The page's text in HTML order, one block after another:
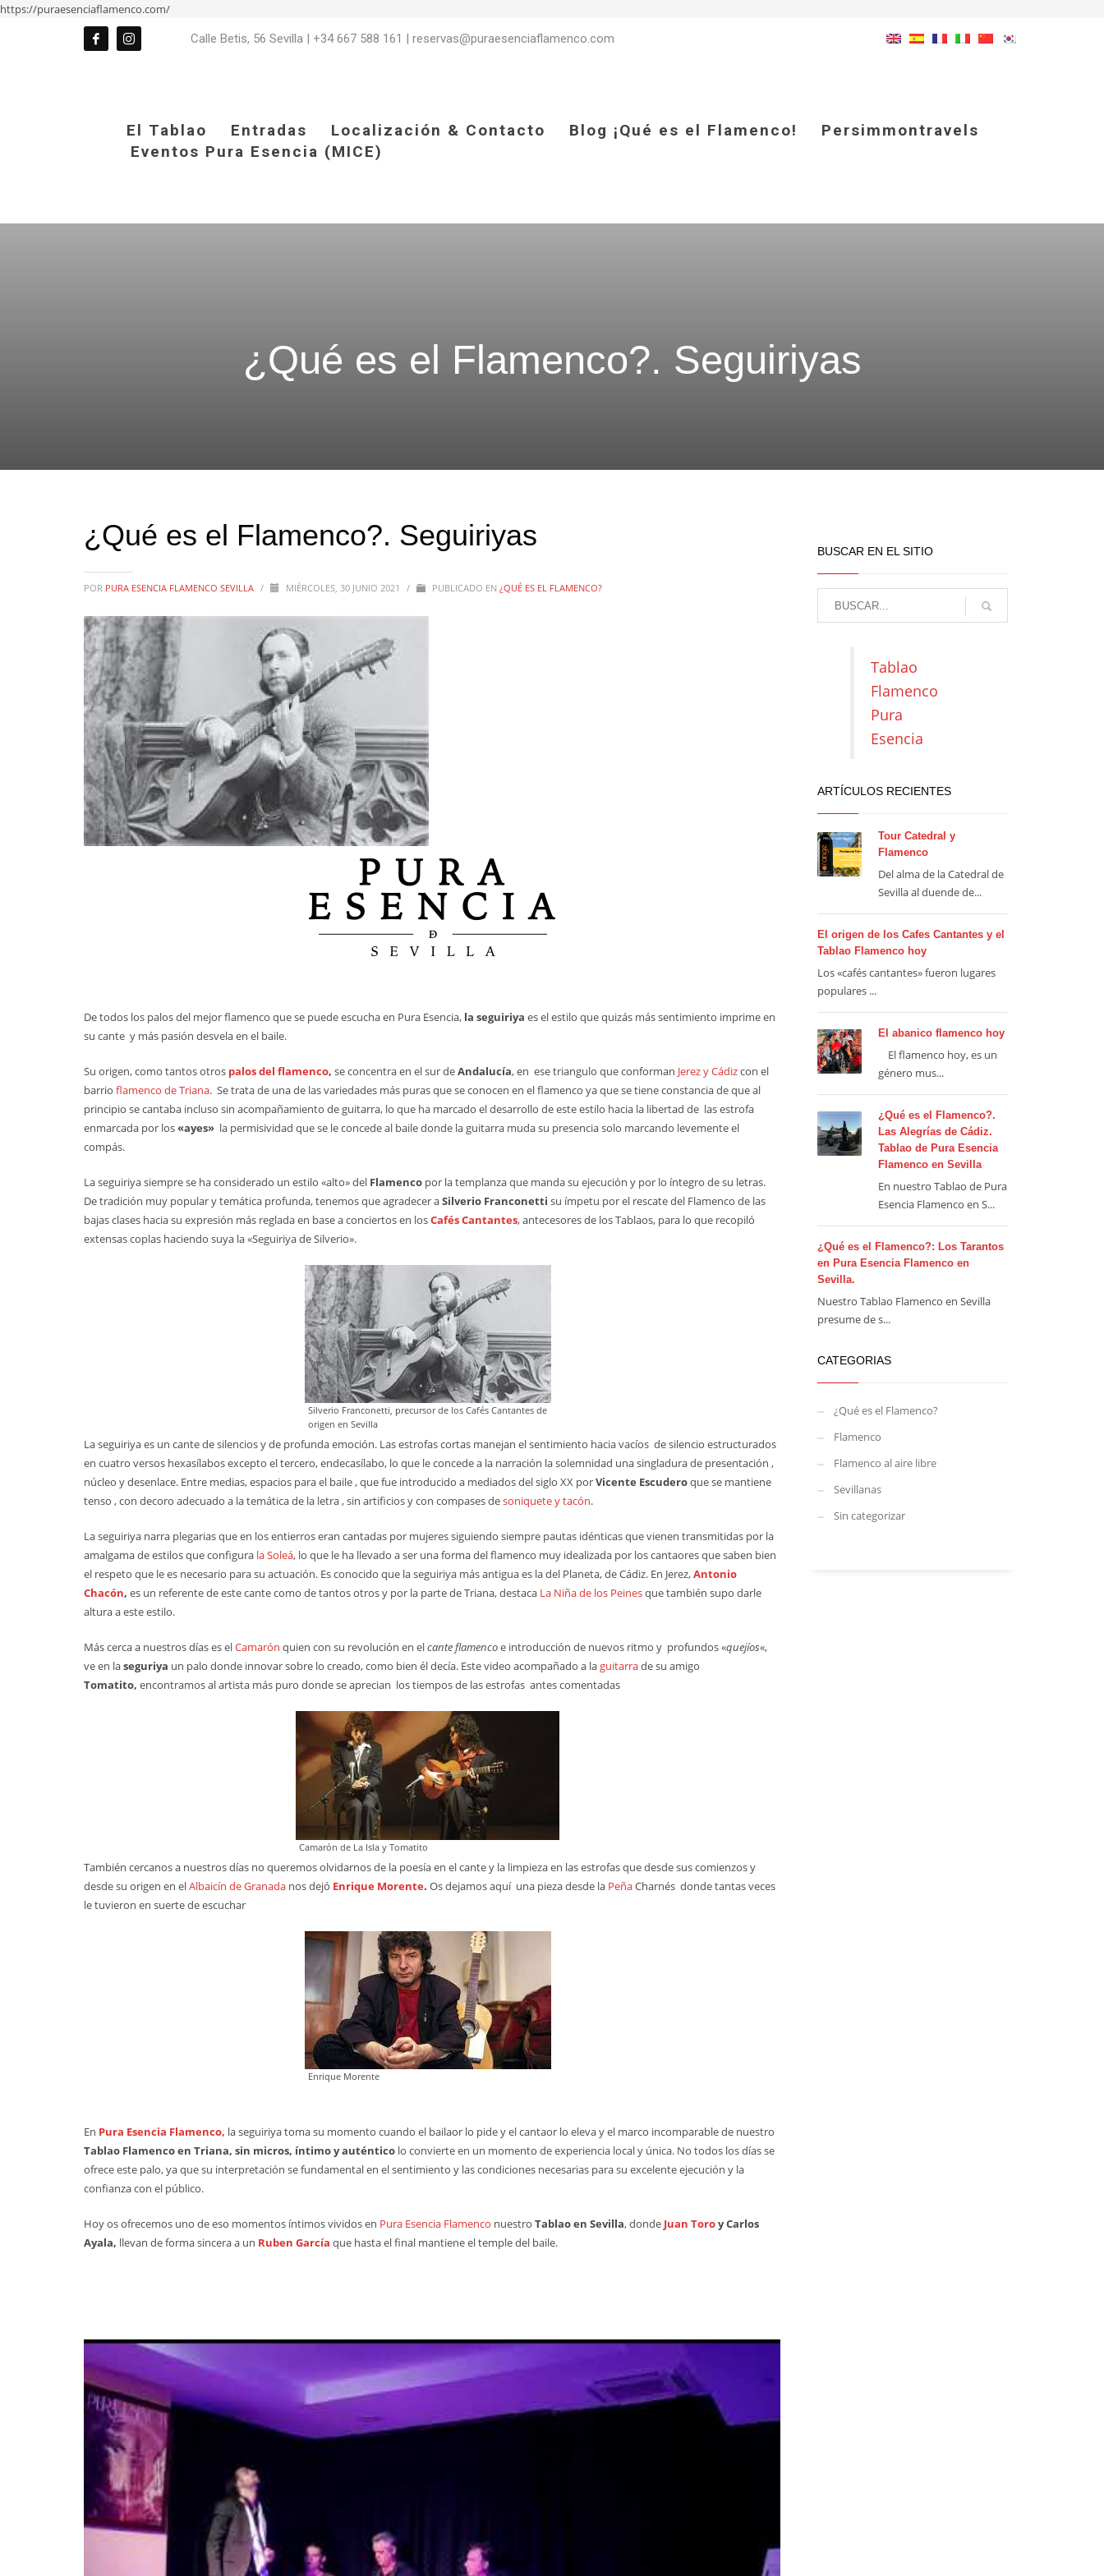
https://puraesenciaflamenco.com/
Calle Betis, 56 Sevilla | +34 667 588 161 | reservas@puraesenciaflamenco.com
El Tablao Entradas Localización & Contacto Blog ¡Qué es el Flamenco!
Persimmontravels
Eventos Pura Esencia (MICE)
¿Qué es el Flamenco?. Seguiriyas
¿Qué es el Flamenco?. Seguiriyas
POR PURA ESENCIA FLAMENCO SEVILLA / MIÉRCOLES, 30 JUNIO 2021 / PUBLICADO EN ¿QUÉ ES EL FLAMENCO?
De todos los palos del mejor flamenco que se puede escucha en Pura Esencia, la seguiriya es el estilo que quizás más sentimiento imprime en
su cante y más pasión desvela en el baile.
Su origen, como tantos otros palos del flamenco, se concentra en el sur deAndalucía, en ese triangulo que conforman Jerez y Cádizcon el
barrio flamenco de Triana. Se trata de una de las variedades más puras que se conocen en el flamenco ya que se tiene constancia de que al
principio se cantaba incluso sin acompañamiento de guitarra, lo que ha marcado el desarrollo de este estilo hacia la libertad de las estrofa
enmarcada por los«ayes» la permisividad que se le concede al baile donde la guitarra muda su presencia solo marcando levemente el
compás.
La seguiriya siempre se ha considerado un estilo «alto» del Flamenco por la templanza que manda su ejecución y por lo íntegro de su letras.
De tradición muy popular y temática profunda, tenemos que agradecer aSilverio Franconetti su ímpetu por el rescate del Flamenco de las
bajas clases hacia su expresión más reglada en base a conciertos en losCafés Cantantes, antecesores de los Tablaos, para lo que recopiló
extensas coplas haciendo suya la «Seguiriya de Silverio».
Silverio Franconetti, precursor de los Cafés Cantantes de
origen en Sevilla
La seguiriya es un cante de silencios y de profunda emoción. Las estrofas cortas manejan el sentimiento hacia vacíos de silencio estructurados
en cuatro versos hexasílabos excepto el tercero, endecasílabo, lo que le concede a la narración la solemnidad una singladura de presentación ,
núcleo y desenlace. Entre medias, espacios para el baile , que fue introducido a mediados del siglo XX porVicente Escuderoque se mantiene
tenso , con decoro adecuado a la temática de la letra , sin artificios y con compases desoniquete y tacón.
La seguiriya narra plegarias que en los entierros eran cantadas por mujeres siguiendo siempre pautas idénticas que vienen transmitidas por la
amalgama de estilos que configura la Soleá, lo que le ha llevado a ser una forma del flamenco muy idealizada por los cantaores que saben bien
el respeto que le es necesario para su actuación. Es conocido que la seguiriya más antigua es la del Planeta, de Cádiz. En Jerez,Antonio
Chacón, es un referente de este cante como de tantos otros y por la parte de Triana, destaca La Niña de los Peinesque también supo darle
altura a este estilo.
Más cerca a nuestros días es elCamarón quien con su revolución en elcante flamencoe introducción de nuevos ritmo y profundos «quejíos«,
ve en laseguriya un palo donde innovar sobre lo creado, como bien él decía. Este video acompañado a laguitarrade su amigo
Tomatito, encontramos al artista más puro donde se aprecian los tiempos de las estrofas antes comentadas
Camarón de La Isla y Tomatito
También cercanos a nuestros días no queremos olvidarnos de la poesía en el cante y la limpieza en las estrofas que desde sus comienzos y
desde su origen en elAlbaicín de Granada nos dejó Enrique Morente. Os dejamos aquí una pieza desde la PeñaCharnés donde tantas veces
le tuvieron en suerte de escuchar
Enrique Morente
En Pura Esencia Flamenco, la seguiriya toma su momento cuando el bailaor lo pide y el cantaor lo eleva y el marco incomparable de nuestro
Tablao Flamenco en Triana, sin micros, íntimo y auténtico lo convierte en un momento de experiencia local y única. No todos los días se
ofrece este palo, ya que su interpretación se fundamental en el sentimiento y las condiciones necesarias para su excelente ejecución y la
confianza con el público.
Hoy os ofrecemos uno de eso momentos íntimos vividos en Pura Esencia Flamenco nuestro Tablao en Sevilla, donde Juan Toroy Carlos
Ayala, llevan de forma sincera a un Ruben García que hasta el final mantiene el temple del baile.
BUSCAR EN EL SITIO
Tablao
Flamenco
Pura
Esencia
ARTÍCULOS RECIENTES
Tour Catedral y
Flamenco
Del alma de la Catedral de
Sevilla al duende de...
El origen de los Cafes Cantantes y el
Tablao Flamenco hoy
Los «cafés cantantes» fueron lugares
populares ...
El abanico flamenco hoy
El flamenco hoy, es un
género mus...
¿Qué es el Flamenco?.
Las Alegrías de Cádiz.
Tablao de Pura Esencia
Flamenco en Sevilla
En nuestro Tablao de Pura
Esencia Flamenco en S...
¿Qué es el Flamenco?: Los Tarantos
en Pura Esencia Flamenco en
Sevilla.
Nuestro Tablao Flamenco en Sevilla
presume de s...
CATEGORIAS
¿Qué es el Flamenco?
Flamenco
Flamenco al aire libre
Sevillanas
Sin categorizar